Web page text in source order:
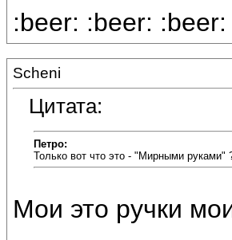
:beer: :beer: :beer:
Scheni
Цитата:
Петро:
Только вот что это - "Мирными руками"
Мои это ручки